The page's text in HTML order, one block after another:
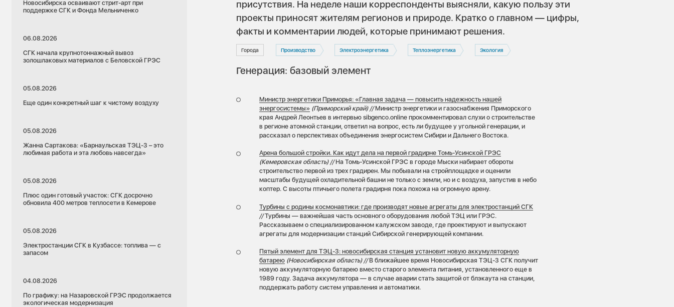
Новосибирска осваивают стрит-арт при
поддержке СГК и Фонда Мельниченко
06.08.2026
СГК начала крупнотоннажный вывоз
золошлаковых материалов с Беловской ГРЭС
05.08.2026
Еще один конкретный шаг к чистому воздуху
05.08.2026
Жанна Сартакова: «Барнаульская ТЭЦ-3 – это
любимая работа и эта любовь навсегда»
05.08.2026
Плюс один готовый участок: СГК досрочно
обновила 400 метров теплосети в Кемерове
05.08.2026
Электростанции СГК в Кузбассе: топлива — с
запасом
04.08.2026
По графику: на Назаровской ГРЭС продолжается
экологическая модернизация
присутствия. На неделе наши корреспонденты выясняли, какую пользу эти
проекты приносят жителям регионов и природе. Кратко о главном — цифры,
факты и комментарии людей, которые принимают решения.
Города Производство Электроэнергетика Теплоэнергетика Экология
Генерация: базовый элемент
Министр энергетики Приморья: «Главная задача — повысить надежность нашей
энергосистемы» (Приморский край) //Министр энергетики и газоснабжения Приморского
края Андрей Леонтьев в интервью sibgenco.online прокомментировал слухи о строительстве
в регионе атомной станции, ответил на вопрос, есть ли будущее у угольной генерации, и
рассказал о перспективах объединения энергосистем Сибири и Дальнего Востока.
Арена большой стройки. Как идут дела на первой градирне Томь-Усинской ГРЭС
(Кемеровская область) //На Томь-Усинской ГРЭС в городе Мыски набирает обороты
строительство первой из трех градирен. Мы побывали на стройплощадке и оценили
масштабы будущей охладительной башни не только с земли, но и с воздуха, запустив в небо
коптер. С высоты птичьего полета градирня пока похожа на огромную арену.
Турбины с родины космонавтики: где производят новые агрегаты для электростанций СГК
//Турбины — важнейшая часть основного оборудования любой ТЭЦ или ГРЭС.
Рассказываем о специализированном калужском заводе, где проектируют и выпускают
агрегаты для модернизации станций Сибирской генерирующей компании.
Пятый элемент для ТЭЦ-3: новосибирская станция установит новую аккумуляторную
батарею (Новосибирская область) //В ближайшее время Новосибирская ТЭЦ-3 СГК получит
новую аккумуляторную батарею вместо старого элемента питания, установленного еще в
1989 году. Задача аккумулятора — в случае аварии стать защитой от блэкаута на станции,
поддержать работу систем управления и автоматики.